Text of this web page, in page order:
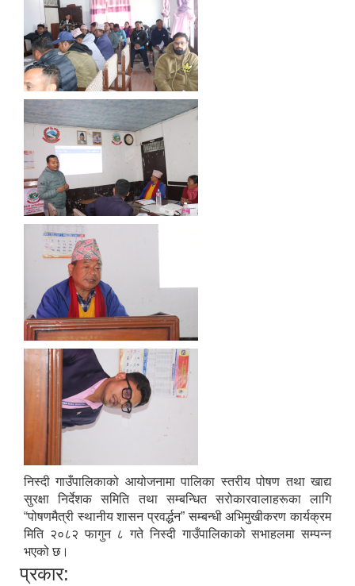
निस्दी गाउँपालिकाको आयोजनामा पालिका स्तरीय पोषण तथा खाद्य
सुरक्षा निर्देशक समिति तथा सम्बन्धित सरोकारवालाहरूका लागि
“पोषणमैत्री स्थानीय शासन प्रवर्द्धन” सम्बन्धी अभिमुखीकरण कार्यक्रम
मिति २०८२ फागुन ८ गते निस्दी गाउँपालिकाको सभाहलमा सम्पन्न
भएको छ।
प्रकार: